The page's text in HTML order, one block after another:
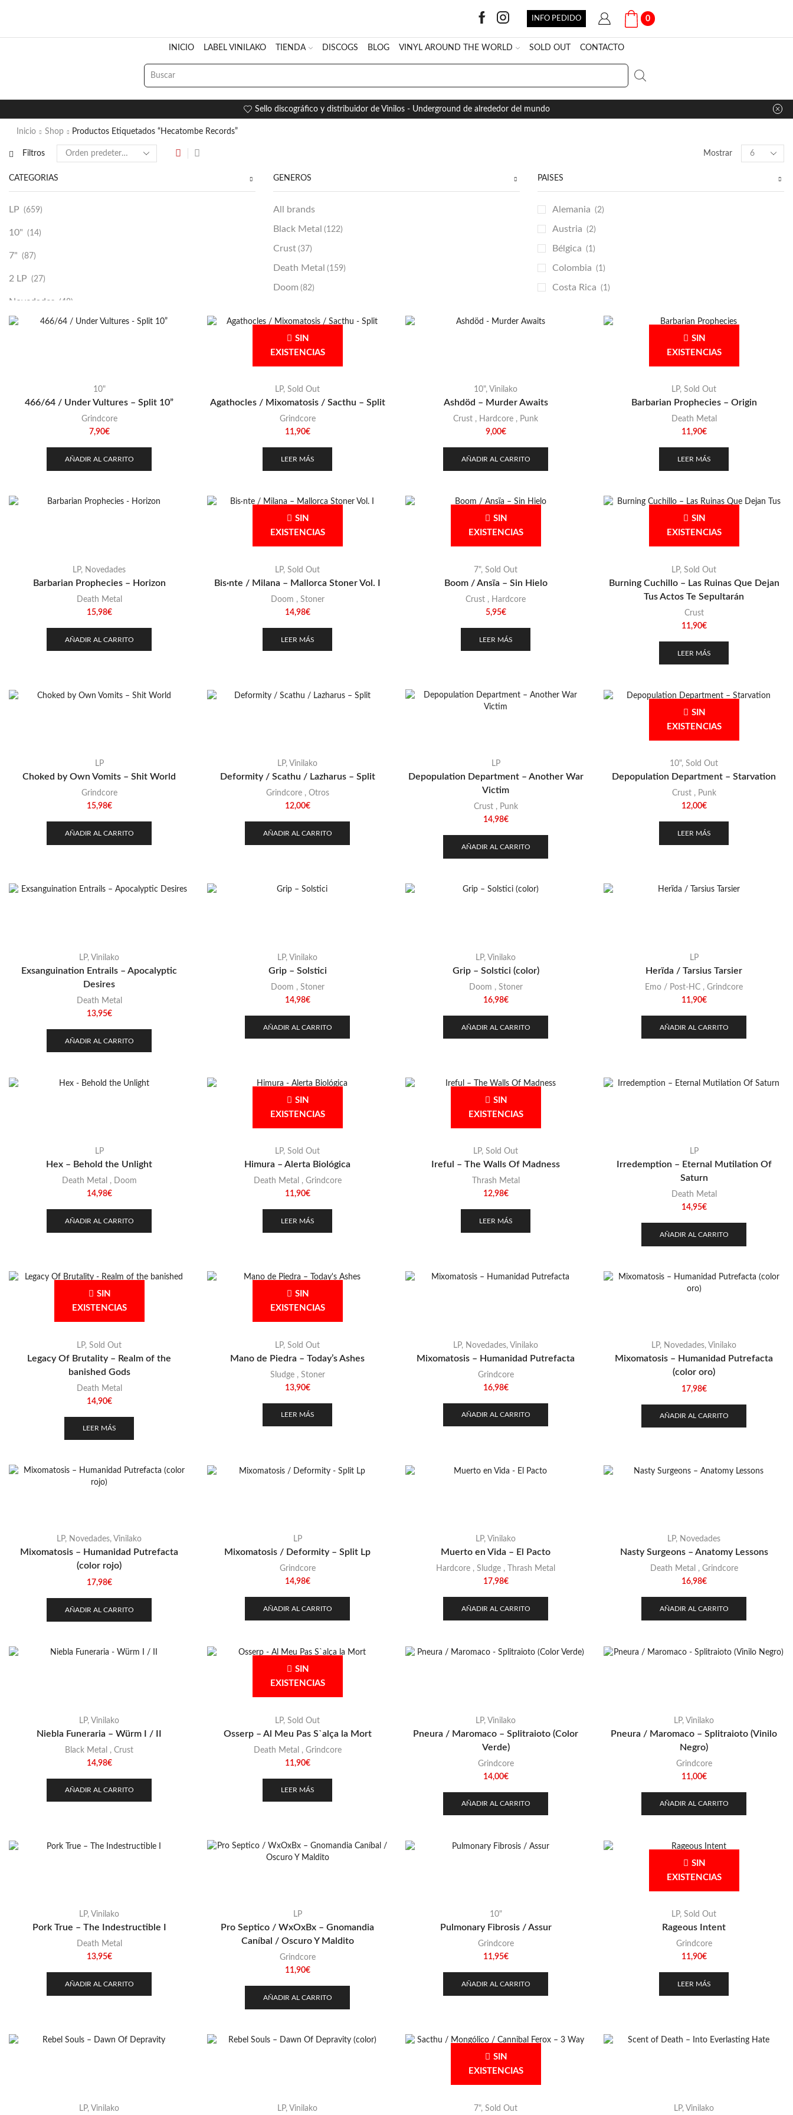
INFO PEDIDO 0
INICIO LABEL VINILAKO TIENDA DISCOGS BLOG VINYL AROUND THE WORLD SOLD OUT CONTACTO
SEARCH
INPUT
Sello discográfico y distribuidor de Vinilos - Underground de alrededor del mundo
Inicio Shop Productos Etiquetados “Hecatombe Records”
Filtros Mostrar
Products
per
CATEGORÍAS
LP (659)
10" (14)
7" (87)
2 LP (27)
Novedades (48)
Vinilako (34)
GÉNEROS
All brands
Black Metal (122)
Crust (37)
Death Metal (159)
Doom (82)
Grindcore (85)
Hardcore (153)
Heavy Metal
Otros (38)
Prog
Sludge (35)
Thrash Metal (108)
PAÍSES
Alemania (2)
Austria (2)
Bélgica (1)
Colombia (1)
Costa Rica (1)
10"
466/64 / Under Vultures – Split 10”
Grindcore
7,90€
AÑADIR AL CARRITO
SIN
EXISTENCIAS
LP, Sold Out
Agathocles / Mixomatosis / Sacthu – Split
Grindcore
11,90€
LEER MÁS
10", Vinilako
Ashdöd – Murder Awaits
Crust , Hardcore , Punk
9,00€
AÑADIR AL CARRITO
SIN
EXISTENCIAS
LP, Sold Out
Barbarian Prophecies – Origin
Death Metal
11,90€
LEER MÁS
LP, Novedades
Barbarian Prophecies – Horizon
Death Metal
15,98€
AÑADIR AL CARRITO
SIN
EXISTENCIAS
LP, Sold Out
Bis·nte / Milana – Mallorca Stoner Vol. I
Doom , Stoner
14,98€
LEER MÁS
SIN
EXISTENCIAS
7", Sold Out
Boom / Ansïa – Sin Hielo
Crust , Hardcore
5,95€
LEER MÁS
SIN
EXISTENCIAS
LP, Sold Out
Burning Cuchillo – Las Ruinas Que Dejan
Tus Actos Te Sepultarán
Crust
11,90€
LEER MÁS
LP
Choked by Own Vomits – Shit World
Grindcore
15,98€
AÑADIR AL CARRITO
LP, Vinilako
Deformity / Scathu / Lazharus – Split
Grindcore, Otros
12,00€
AÑADIR AL CARRITO
LP
Depopulation Department – Another War
Victim
Crust, Punk
14,98€
AÑADIR AL CARRITO
SIN
EXISTENCIAS
10", Sold Out
Depopulation Department – Starvation
Crust, Punk
12,00€
LEER MÁS
LP, Vinilako
Exsanguination Entrails – Apocalyptic
Desires
Death Metal
13,95€
AÑADIR AL CARRITO
LP, Vinilako
Grip – Solstici
Doom , Stoner
14,98€
AÑADIR AL CARRITO
LP, Vinilako
Grip – Solstici (color)
Doom , Stoner
16,98€
AÑADIR AL CARRITO
LP
Herïda / Tarsius Tarsier
Emo / Post-HC , Grindcore
11,90€
AÑADIR AL CARRITO
LP
Hex – Behold the Unlight
Death Metal , Doom
14,98€
AÑADIR AL CARRITO
SIN
EXISTENCIAS
LP, Sold Out
Himura – Alerta Biológica
Death Metal , Grindcore
11,90€
LEER MÁS
SIN
EXISTENCIAS
LP, Sold Out
Ireful – The Walls Of Madness
Thrash Metal
12,98€
LEER MÁS
LP
Irredemption – Eternal Mutilation Of
Saturn
Death Metal
14,95€
AÑADIR AL CARRITO
SIN
EXISTENCIAS
LP, Sold Out
Legacy Of Brutality – Realm of the
banished Gods
Death Metal
14,90€
LEER MÁS
SIN
EXISTENCIAS
LP, Sold Out
Mano de Piedra – Today’s Ashes
Sludge, Stoner
13,90€
LEER MÁS
LP, Novedades, Vinilako
Mixomatosis – Humanidad Putrefacta
Grindcore
16,98€
AÑADIR AL CARRITO
LP, Novedades, Vinilako
Mixomatosis – Humanidad Putrefacta
(color oro)
17,98€
AÑADIR AL CARRITO
LP, Novedades, Vinilako
Mixomatosis – Humanidad Putrefacta
(color rojo)
17,98€
AÑADIR AL CARRITO
LP
Mixomatosis / Deformity – Split Lp
Grindcore
14,98€
AÑADIR AL CARRITO
LP, Vinilako
Muerto en Vida – El Pacto
Hardcore , Sludge ,
Thrash Metal
17,98€
AÑADIR AL CARRITO
LP, Novedades
Nasty Surgeons – Anatomy Lessons
Death Metal , Grindcore
16,98€
AÑADIR AL CARRITO
LP, Vinilako
Niebla Funeraria – Würm I / II
Black Metal , Crust
14,98€
AÑADIR AL CARRITO
SIN
EXISTENCIAS
LP, Sold Out
Osserp – Al Meu Pas S`alça la Mort
Death Metal , Grindcore
11,90€
LEER MÁS
LP, Vinilako
Pneura / Maromaco – Splitraioto (Color
Verde)
Grindcore
14,00€
AÑADIR AL CARRITO
LP, Vinilako
Pneura / Maromaco – Splitraioto (Vinilo
Negro)
Grindcore
11,00€
AÑADIR AL CARRITO
LP, Vinilako
Pork True – The Indestructible I
Death Metal
13,95€
AÑADIR AL CARRITO
LP
Pro Septico / WxOxBx – Gnomandia
Caníbal / Oscuro Y Maldito
Grindcore
11,90€
AÑADIR AL CARRITO
10"
Pulmonary Fibrosis / Assur
Grindcore
11,95€
AÑADIR AL CARRITO
SIN
EXISTENCIAS
LP, Sold Out
Rageous Intent
Grindcore
11,90€
LEER MÁS
LP, Vinilako LP, Vinilako
SIN
EXISTENCIAS
7", Sold Out LP, Vinilako